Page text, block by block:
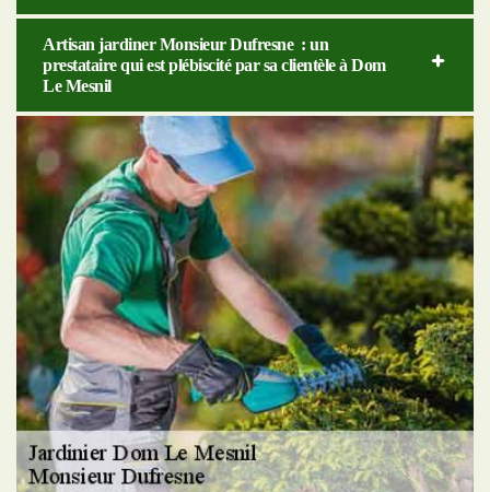
Artisan jardiner Monsieur Dufresne : un
prestataire qui est plébiscité par sa clientèle à Dom
Le Mesnil